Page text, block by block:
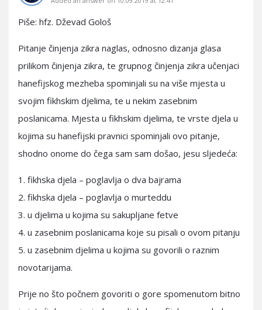
Piše: hfz. Dževad Gološ
Pitanje činjenja zikra naglas, odnosno dizanja glasa
prilikom činjenja zikra, te grupnog činjenja zikra učenjaci
hanefijskog mezheba spominjali su na više mjesta u
svojim fikhskim djelima, te u nekim zasebnim
poslanicama. Mjesta u fikhskim djelima, te vrste djela u
kojima su hanefijski pravnici spominjali ovo pitanje,
shodno onome do čega sam sam došao, jesu sljedeća:
1. fikhska djela – poglavlja o dva bajrama
2. fikhska djela – poglavlja o murteddu
3. u djelima u kojima su sakupljane fetve
4. u zasebnim poslanicama koje su pisali o ovom pitanju
5. u zasebnim djelima u kojima su govorili o raznim
novotarijama.
Prije no što počnem govoriti o gore spomenutom bitno